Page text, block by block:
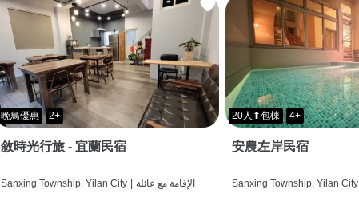
晚鳥優惠 2+
敘時光行旅 - 宜蘭民宿
Sanxing Township, Yilan City | الإقامة مع عائلة
20人⬆包棟 4+
安農左岸民宿
Sanxing Township, Yilan City